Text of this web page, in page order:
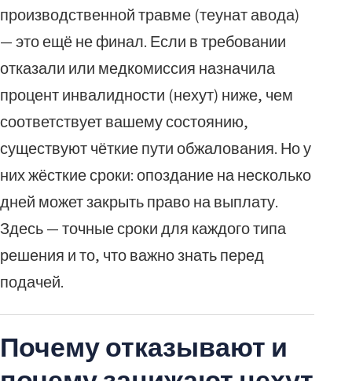
производственной травме (теунат авода)
— это ещё не финал. Если в требовании
отказали или медкомиссия назначила
процент инвалидности (нехут) ниже, чем
соответствует вашему состоянию,
существуют чёткие пути обжалования. Но у
них жёсткие сроки: опоздание на несколько
дней может закрыть право на выплату.
Здесь — точные сроки для каждого типа
решения и то, что важно знать перед
подачей.
Почему отказывают и